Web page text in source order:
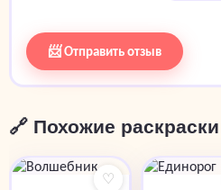
📨 Отправить отзыв
🔗 Похожие раскраски
♡